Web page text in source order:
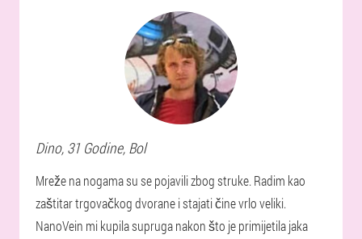
Dino, 31 Godine, Bol
Mreže na nogama su se pojavili zbog struke. Radim kao
zaštitar trgovačkog dvorane i stajati čine vrlo veliki.
NanoVein mi kupila supruga nakon što je primijetila jaka